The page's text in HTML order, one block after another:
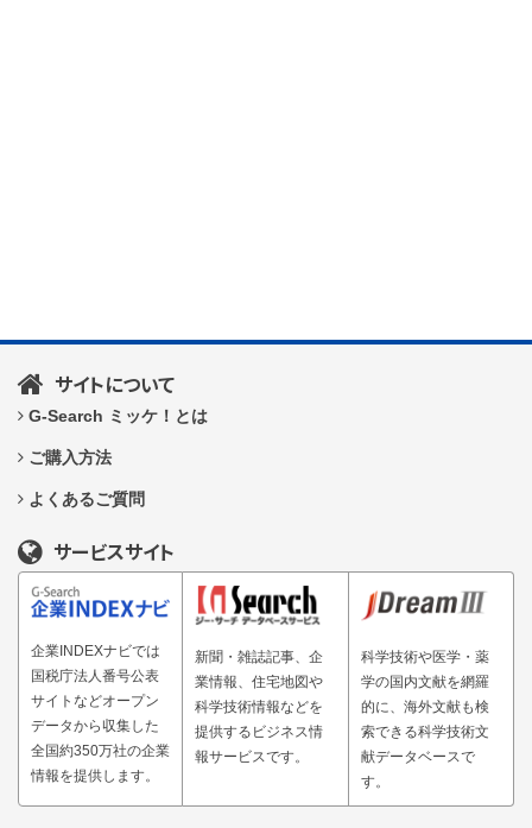
サイトについて
G-Search ミッケ！とは
ご購入方法
よくあるご質問
サービスサイト
企業INDEXナビでは
国税庁法人番号公表
サイトなどオープン
データから収集した
全国約350万社の企業
情報を提供します。
新聞・雑誌記事、企
業情報、住宅地図や
科学技術情報などを
提供するビジネス情
報サービスです。
科学技術や医学・薬
学の国内文献を網羅
的に、海外文献も検
索できる科学技術文
献データベースで
す。